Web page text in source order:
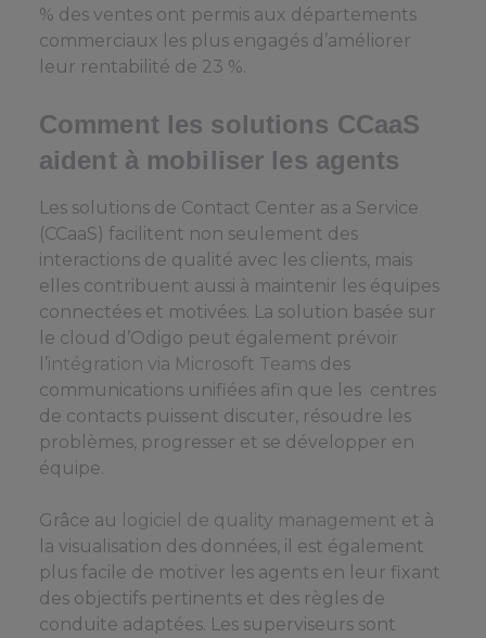
% des ventes ont permis aux départements
commerciaux les plus engagés d’améliorer
leur rentabilité de 23 %.
Comment les solutions CCaaS
aident à mobiliser les agents
Les solutions de Contact Center as a Service
(CCaaS) facilitent non seulement des
interactions de qualité avec les clients, mais
elles contribuent aussi à maintenir les équipes
connectées et motivées. La solution basée sur
le cloud d’Odigo peut également prévoir
l’intégration via Microsoft Teams des
communications unifiées afin que les centres
de contacts puissent discuter, résoudre les
problèmes, progresser et se développer en
équipe.
Grâce au logiciel de quality management et à
la visualisation des données, il est également
plus facile de motiver les agents en leur fixant
des objectifs pertinents et des règles de
conduite adaptées. Les superviseurs sont